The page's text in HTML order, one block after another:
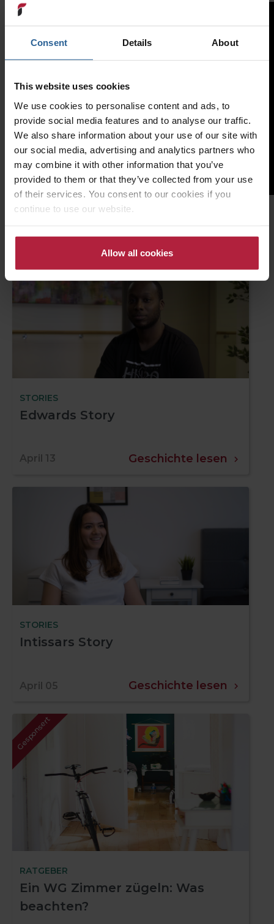
Consent Details About
This website uses cookies
We use cookies to personalise content and ads, to
provide social media features and to analyse our traffic.
We also share information about your use of our site with
our social media, advertising and analytics partners who
may combine it with other information that you’ve
provided to them or that they’ve collected from your use
of their services. You consent to our cookies if you
continue to use our website.
Allow all cookies
Das könnte Dich interessieren
STORIES
Edwards Story
April 13 Geschichte lesen
STORIES
Intissars Story
April 05 Geschichte lesen
Gesponsert
RATGEBER
Ein WG Zimmer zügeln: Was
beachten?